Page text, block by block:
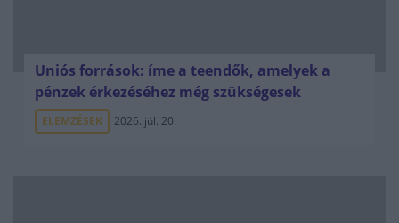
Uniós források: íme a teendők, amelyek a
pénzek érkezéséhez még szükségesek
ELEMZÉSEK 2026. júl. 20.